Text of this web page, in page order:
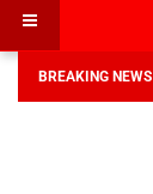
BREAKING NEWS